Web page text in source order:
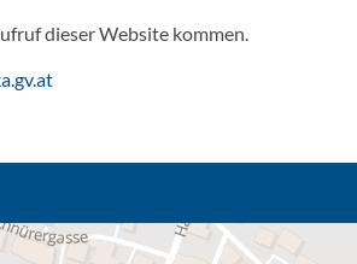
dieser Website kommen.